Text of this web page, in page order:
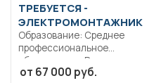
ТРЕБУЕТСЯ -
ЭЛЕКТРОМОНТАЖНИК
Образование: Среднее
профессиональное
образование.. Ремонт,
монтаж и эксплуатация
от 67 000 руб.